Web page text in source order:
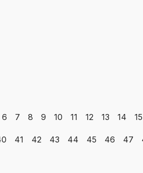
6 7 8 9 10 11 12 13 14 15
41 42 43 44 45 46 47